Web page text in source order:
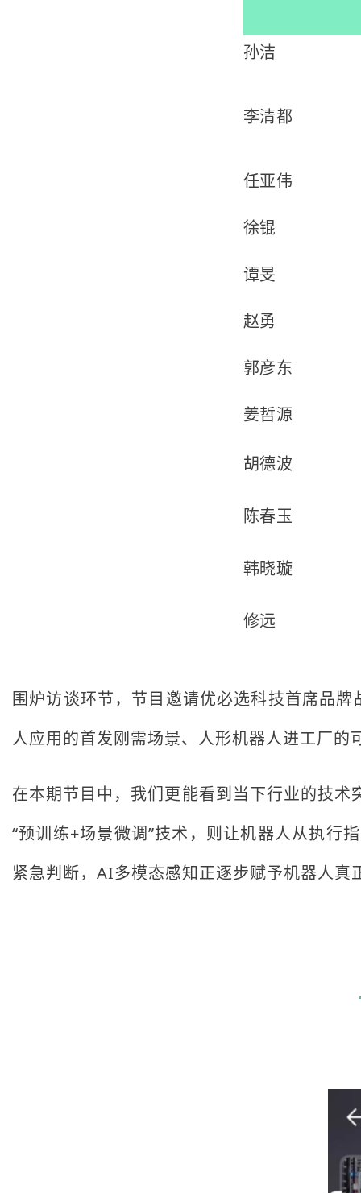
孙洁
李清都
任亚伟
徐锟
谭旻
赵勇
郭彦东
姜哲源
胡德波
陈春玉
韩晓璇
修远
围炉访谈环节，节目邀请优必选科技首席品
人应用的首发刚需场景、人形机器人进工厂
在本期节目中，我们更能看到当下行业的技
“预训练+场景微调”技术，则让机器人从执行
紧急判断，AI多模态感知正逐步赋予机器人真